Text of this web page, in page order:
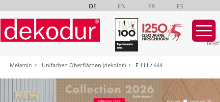
DE EN FR ES
Navigation
überspringen
Melamin Unifarben Oberflächen (dekolor) E 111 / 444